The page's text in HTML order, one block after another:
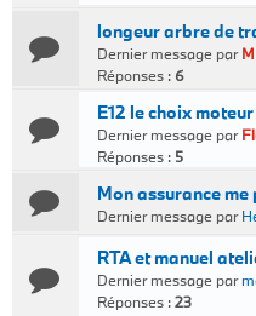
longeur arbre de
Dernier message par
Réponses : 6
E12 le choix
Dernier message par
Réponses : 5
Mon assurance
Dernier message par
RTA et manuel
Dernier message par
Réponses :23